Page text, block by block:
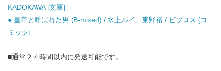
KADOKAWA [文庫]
● 皇帝と呼ばれた男 (B-mixed) / 水上ルイ、東野裕 / ビブロス [コ
ミック]
■通常２４時間以内に発送可能です。